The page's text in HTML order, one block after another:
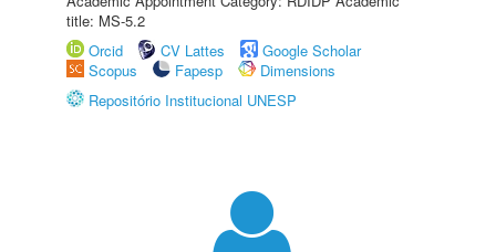
title: MS-5.2
Orcid
CV Lattes
Google Scholar
Scopus
Fapesp
Dimensions
Repositório Institucional UNESP